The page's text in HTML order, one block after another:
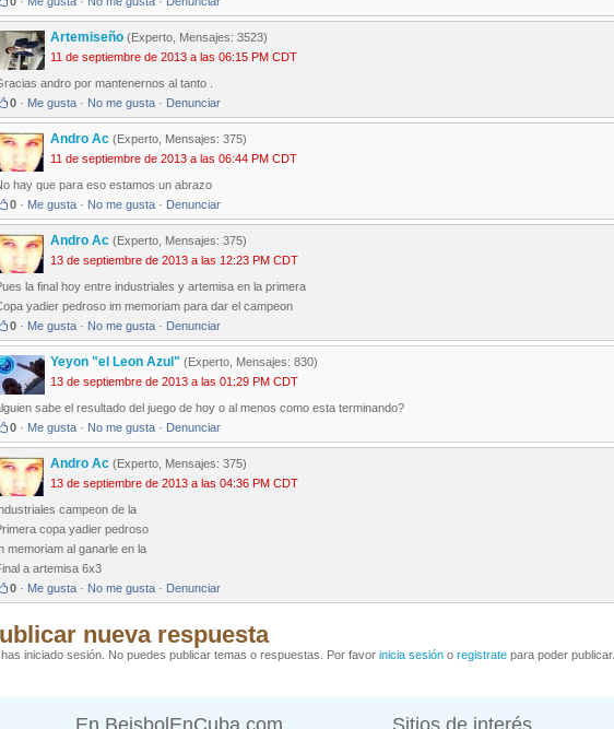
Artemiseño (Experto, Mensajes: 3523)
11 de septiembre de 2013 a las 06:15 PM CDT
andro por mantenernos al tanto .
0 · Me gusta · No me gusta · Denunciar
Andro Ac (Experto, Mensajes: 375)
11 de septiembre de 2013 a las 06:44 PM CDT
hay que para eso estamos un abrazo
0 · Me gusta · No me gusta · Denunciar
Andro Ac (Experto, Mensajes: 375)
13 de septiembre de 2013 a las 12:23 PM CDT
la final hoy entre industriales y artemisa en la primera
yadier pedroso im memoriam para dar el campeon
0 · Me gusta · No me gusta · Denunciar
Yeyon "el Leon Azul" (Experto, Mensajes: 830)
13 de septiembre de 2013 a las 01:29 PM CDT
sabe el resultado del juego de hoy o al menos como esta terminando?
0 · Me gusta · No me gusta · Denunciar
Andro Ac (Experto, Mensajes: 375)
13 de septiembre de 2013 a las 04:36 PM CDT
campeon de la
copa yadier pedroso
memoriam al ganarle en la
a artemisa 6x3
0 · Me gusta · No me gusta · Denunciar
nueva respuesta
has iniciado sesión. No puedes publicar temas o respuestas. Por favor inicia sesión o registrate para poder publicar.